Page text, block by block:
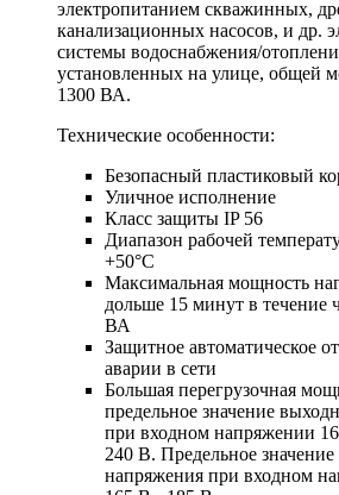
электропитанием скважинных,
канализационных насосов, и др.
системы водоснабжения/
установленных на улице, общей
1300 ВА.
Технические особенности:
Безопасный пластиковый
Уличное исполнение
Класс защиты IP 56
Диапазон рабочей
+50°C
Максимальная мощность
дольше 15 минут в течение
ВА
Защитное автоматическое
аварии в сети
Большая перегрузочная
предельное значение
при входном напряжении
240 В. Предельное
напряжения при входном